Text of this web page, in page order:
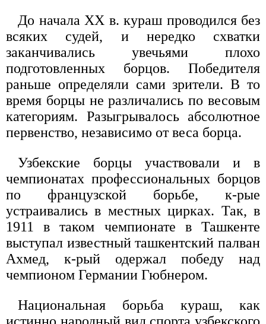
До начала XX в. кураш проводился без
всяких судей, и нередко схватки
заканчивались увечьями плохо
подготовленных борцов. Победителя
раньше определяли сами зрители. В то
время борцы не различались по весовым
категориям. Разыгрывалось абсолютное
первенство, независимо от веса борца.
Узбекские борцы участвовали и в
чемпионатах профессиональных борцов
по французской борьбе, к-рые
устраивались в местных цирках. Так, в
1911 в таком чемпионате в Ташкенте
выступал известный ташкентский палван
Ахмед, к-рый одержал победу над
чемпионом Германии Гюбнером.
Национальная борьба кураш, как